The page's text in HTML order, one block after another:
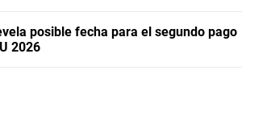
posible fecha para el segundo pago
2026